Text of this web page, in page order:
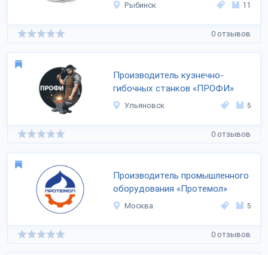
Рыбинск 11
0 отзывов
Производитель кузнечно-
гибочных станков «ПРОФИ»
Ульяновск 5
0 отзывов
Производитель промышленного
оборудования «Протемол»
Москва 5
0 отзывов